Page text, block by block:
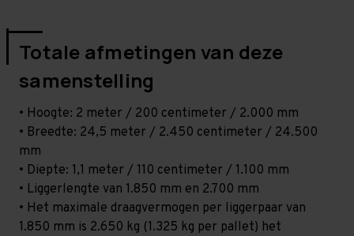
Totale afmetingen van deze
samenstelling
• Hoogte: 2 meter / 200 centimeter / 2.000 mm
• Breedte: 24,5 meter / 2.450 centimeter / 24.500
mm
• Diepte: 1,1 meter / 110 centimeter / 1.100 mm
• Liggerlengte van 1.850 mm en 2.700 mm
• Het maximale draagvermogen per liggerpaar van
1.850 mm is 2.650 kg (1.325 kg per pallet) het